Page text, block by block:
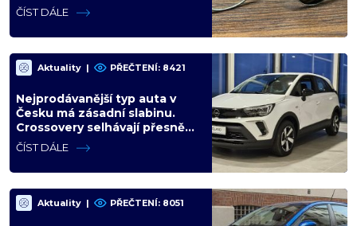
nemají co dělat. Hrozí i požár
ČÍST DÁLE
Aktuality | PŘEČTENÍ: 8421
Nejprodávanější typ auta v
Česku má zásadní slabinu.
Crossovery selhávají přesně
tam, kde mají být nejsilnější
ČÍST DÁLE
Aktuality | PŘEČTENÍ: 8051